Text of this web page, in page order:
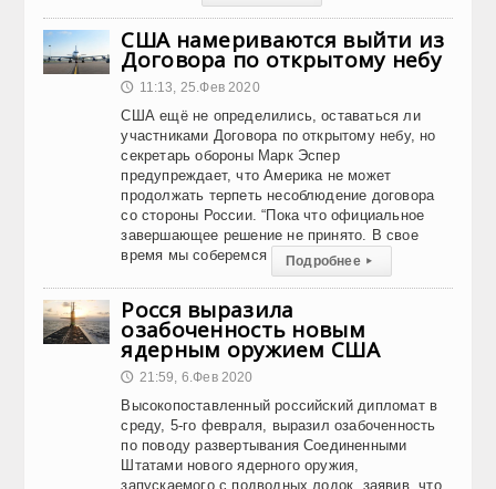
США намериваются выйти из
Договора по открытому небу
🕔 11:13, 25.Фев 2020
США ещё не определились, оставаться ли
участниками Договора по открытому небу, но
секретарь обороны Марк Эспер
предупреждает, что Америка не может
продолжать терпеть несоблюдение договора
со стороны России. “Пока что официальное
завершающее решение не принято. В свое
время мы соберемся
Подробнее ▸
Росся выразила
озабоченность новым
ядерным оружием США
🕔 21:59, 6.Фев 2020
Высокопоставленный российский дипломат в
среду, 5-го февраля, выразил озабоченность
по поводу развертывания Соединенными
Штатами нового ядерного оружия,
запускаемого с подводных лодок, заявив, что